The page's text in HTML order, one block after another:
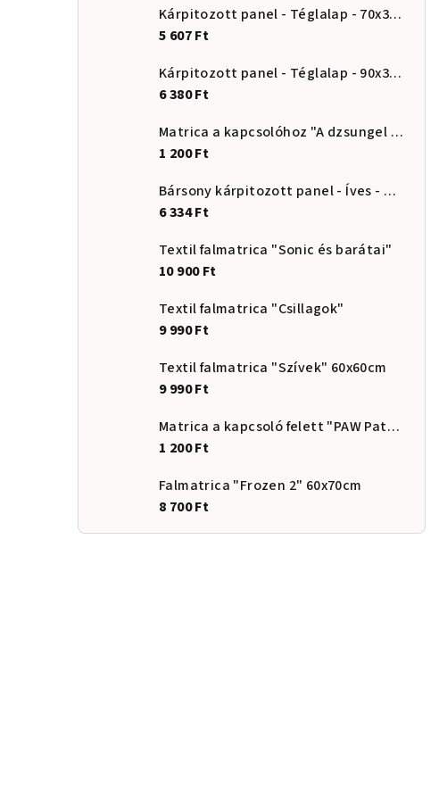
Kárpitozott panel - Téglalap - 70x30cm
5 607 Ft
Kárpitozott panel - Téglalap - 90x30cm
6 380 Ft
Matrica a kapcsolóhoz "A dzsungel 4"
1 200 Ft
Bársony kárpitozott panel - Íves - 20x80cm
6 334 Ft
Textil falmatrica "Sonic és barátai"
10 900 Ft
Textil falmatrica "Csillagok"
9 990 Ft
Textil falmatrica "Szívek" 60x60cm
9 990 Ft
Matrica a kapcsoló felett "PAW Patrol - Skye"
1 200 Ft
Falmatrica "Frozen 2" 60x70cm
8 700 Ft